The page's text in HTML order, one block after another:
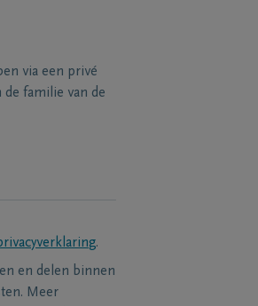
via een privé
familie van de
.
en delen binnen
Meer